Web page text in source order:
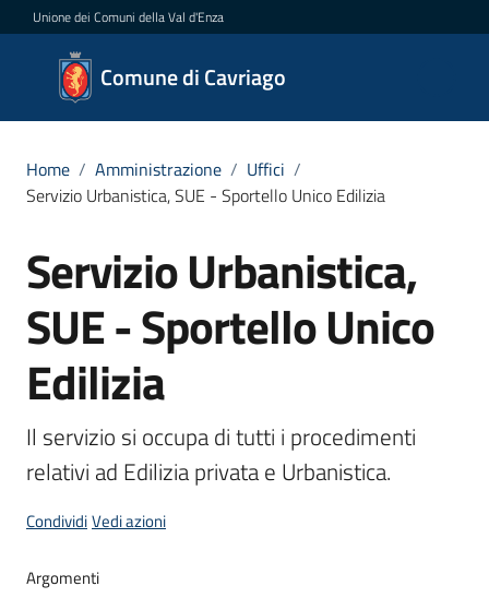
Vai al contenuto
Vai alla navigazione
Vai al footer
Unione dei Comuni della Val d'Enza
Comune di Cavriago
Comune
di
Menu selezionato
Novità
Servizi
Menu selezionato
Cavriago
C
Home / Amministrazione / Uffici /
Servizio Urbanistica, SUE - Sportello Unico Edilizia
Salta al contenuto
Servizio Urbanistica,
SUE - Sportello Unico
Edilizia
Il servizio si occupa di tutti i procedimenti
relativi ad Edilizia privata e Urbanistica.
CondividiVedi azioni
Argomenti